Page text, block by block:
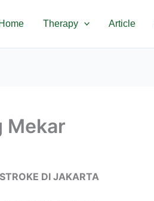
Home Therapy Article
Mekar
DI JAKARTA